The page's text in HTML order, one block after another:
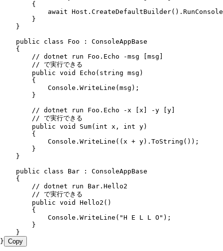
        {
            await
Host . CreateDefaultBuilder() .
        }
    }
    public
class Foo :
ConsoleAppBase
    {
        // dotnet run Foo.Echo -msg [msg]
        // で実行できる
        public
void Echo ( string msg)
        {
            Console
. WriteLine (msg);
        }
        // dotnet run Foo.Echo -x [x] -y [y]
        // で実行できる
        public
void Sum( int x , int y)
        {
            Console
. WriteLine ((x + y) . ToString ());
        }
    }
    public
class Bar :
ConsoleAppBase
    {
        // dotnet run Bar.Hello2
        // で実行できる
        public
void Hello2 ()
        {
            Console
. WriteLine ( "H E L L O " );
        }
    }
} Copy